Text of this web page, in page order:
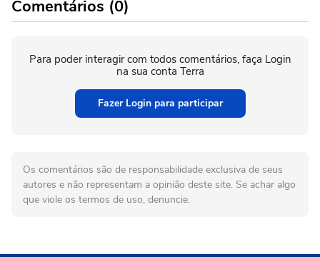
Comentários (0)
Para poder interagir com todos comentários, faça Login
na sua conta Terra
Fazer Login para participar
Os comentários são de responsabilidade exclusiva de seus
autores e não representam a opinião deste site. Se achar algo
que viole os termos de uso, denuncie.